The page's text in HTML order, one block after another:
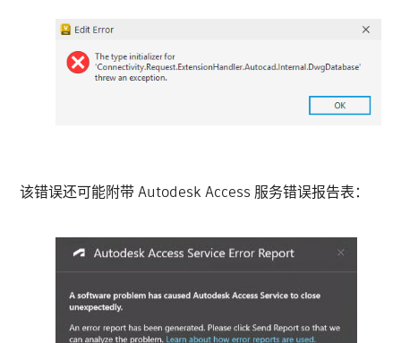
该错误还可能附带 Autodesk Access 服务错误报告表：